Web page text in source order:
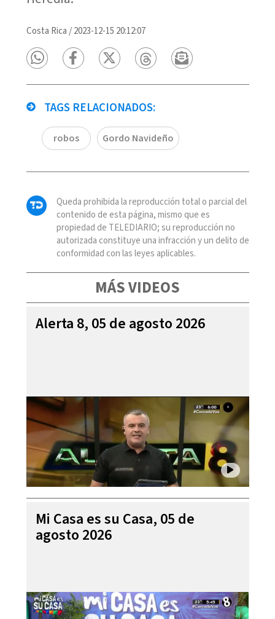
Costa Rica /2023-12-15 20:12:07
TAGS RELACIONADOS:
robos Gordo Navideño
Queda prohibida la reproducción total o parcial del
contenido de esta página, mismo que es
propiedad de TELEDIARIO; su reproducción no
autorizada constituye una infracción y un delito de
conformidad con las leyes aplicables.
MÁS VIDEOS
Alerta 8, 05 de agosto 2026
Mi Casa es su Casa, 05 de
agosto 2026